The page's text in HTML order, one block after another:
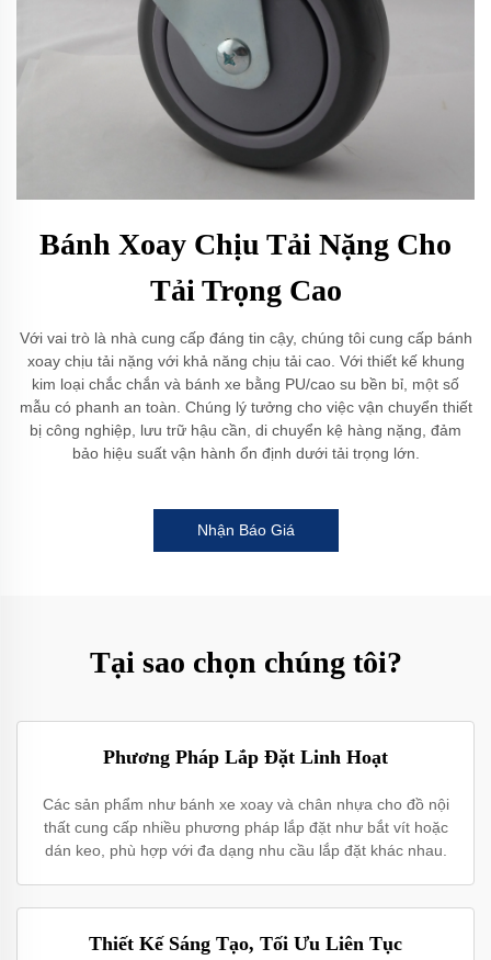
Bánh Xoay Chịu Tải Nặng Cho
Tải Trọng Cao
Với vai trò là nhà cung cấp đáng tin cậy, chúng tôi cung cấp bánh
xoay chịu tải nặng với khả năng chịu tải cao. Với thiết kế khung
kim loại chắc chắn và bánh xe bằng PU/cao su bền bỉ, một số
mẫu có phanh an toàn. Chúng lý tưởng cho việc vận chuyển thiết
bị công nghiệp, lưu trữ hậu cần, di chuyển kệ hàng nặng, đảm
bảo hiệu suất vận hành ổn định dưới tải trọng lớn.
Nhận Báo Giá
Tại sao chọn chúng tôi?
Phương Pháp Lắp Đặt Linh Hoạt
Các sản phẩm như bánh xe xoay và chân nhựa cho đồ nội
thất cung cấp nhiều phương pháp lắp đặt như bắt vít hoặc
dán keo, phù hợp với đa dạng nhu cầu lắp đặt khác nhau.
Thiết Kế Sáng Tạo, Tối Ưu Liên Tục